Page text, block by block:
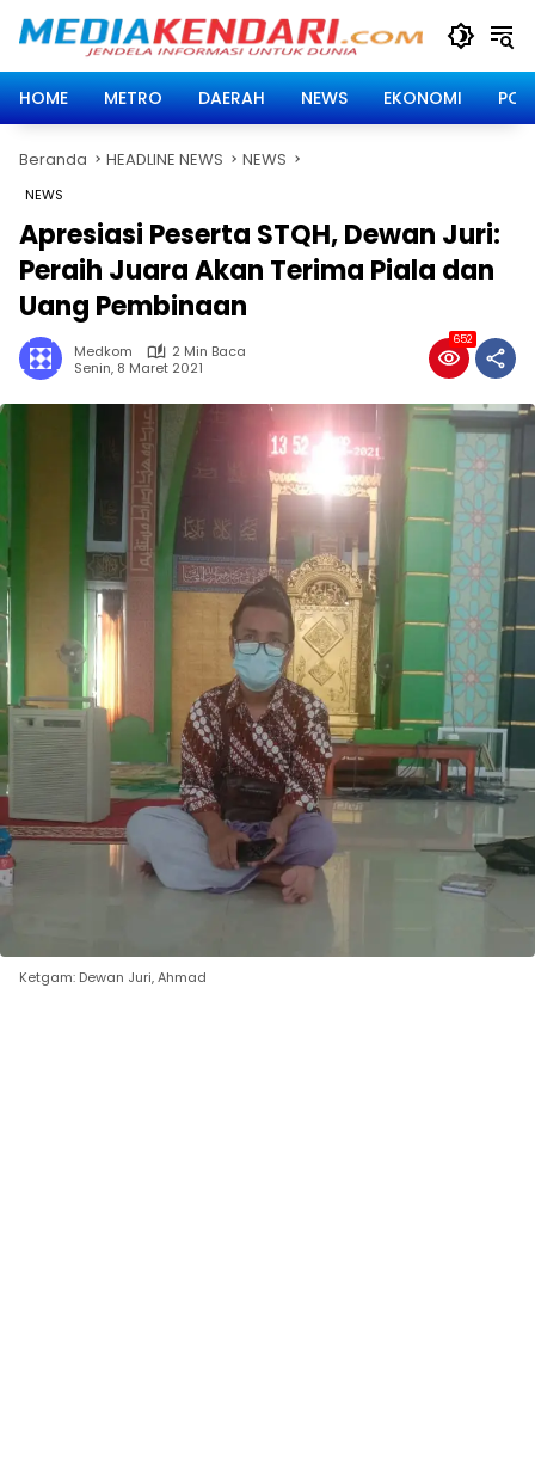
HOME
METRO DAERAH NEWS EKONOMI
Beranda HEADLINE NEWS NEWS
NEWS
Apresiasi Peserta STQH, Dewan Juri:
Peraih Juara Akan Terima Piala dan
Uang Pembinaan
Medkom
2 Min Baca
Senin, 8 Maret 2021
652
Ketgam: Dewan Juri, Ahmad